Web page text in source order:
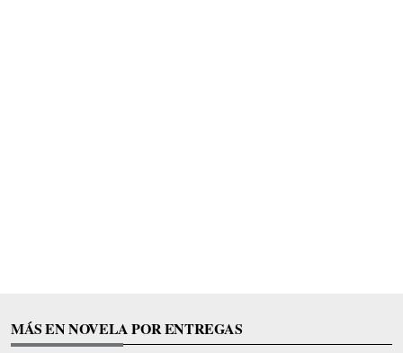
MÁS EN NOVELA POR ENTREGAS